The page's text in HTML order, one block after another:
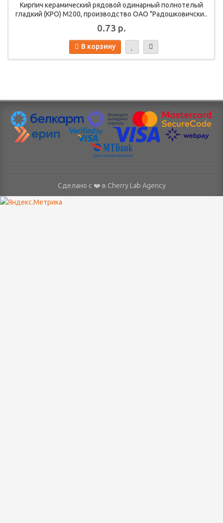
Кирпич керамический рядовой одинарный полнотелый
гладкий (КРО) М200, производство ОАО "Радошковичски..
0.73 р.
В корзину
Сделано с ❤️ в Cherry Lab Agency